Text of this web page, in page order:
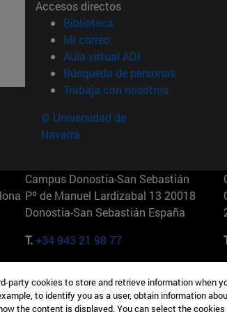
Accesos directos
Biblioteca (abre en nueva
Mi correo(abre en nueva ventana)
Aula virtual ADI (abre en nueva
Búsqueda de personas(abre en
Trabaja con nosotros(abre en
© Universidad de
Navarra
Campus Donostia-San Sebastián
Pº de Manuel Lardizabal 13 20018
Donostia-San Sebastián España
T.+34 943 21 98 77
165 W 57th St 10019-2201 Nueva York
EE.UU
party cookies to store and retrieve information when
to identify you as a user, obtain information
the content is displayed. You can select the